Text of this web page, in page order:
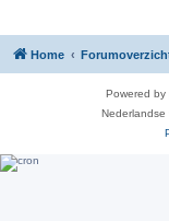
Home
Powered by